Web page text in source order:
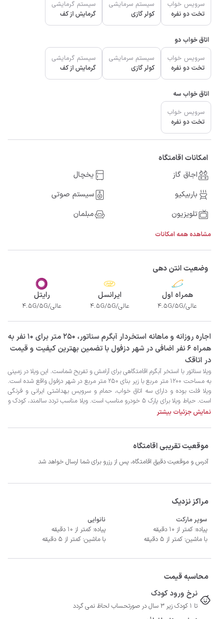
سرویس خواب
تخت دو نفره
سیستم سرمایشی
کولر گازی
سیستم گرمایشی
گرمایش از کف
اتاق خواب دو
سرویس خواب
تخت دو نفره
سیستم سرمایشی
کولر گازی
سیستم گرمایشی
گرمایش از کف
اتاق خواب سه
سرویس خواب
تخت دو نفره
امکانات اقامتگاه
اجاق گاز
یخچال
باربیکیو
سیستم صوتی
تلویزیون
مبلمان
مشاهده همه امکانات
وضعیت انتن دهی
همراه اول
عالی/4.5G/5G
ایرانسل
عالی/4.5G/5G
رایتل
عالی/4.5G/5G
‫‫اجاره روزانه و ماهانه استخردار آبگرم سناتور، 250 متر برای 10 نفر به
همراه 6 نفر اضافی در شهر دزفول با تضمین بهترین کیفیت و قیمت
در اتاقک
نمایش جزئیات بیشتر
موقعیت تقریبی اقامتگاه
آدرس و موقعیت دقیق اقامتگاه، پس از رزرو برای شما ارسال خواهد شد
مراکز نزدیک
سوپر مارکت
پیاده: کمتر از 10 دقیقه
با ماشین: کمتر از 5 دقیقه
نانوایی
پیاده: کمتر از 10 دقیقه
با ماشین: کمتر از 5 دقیقه
محاسبه قیمت
نرخ ورود کودک
تا 1 کودک زیر 3 سال در صورتحساب لحاظ نمی گردد